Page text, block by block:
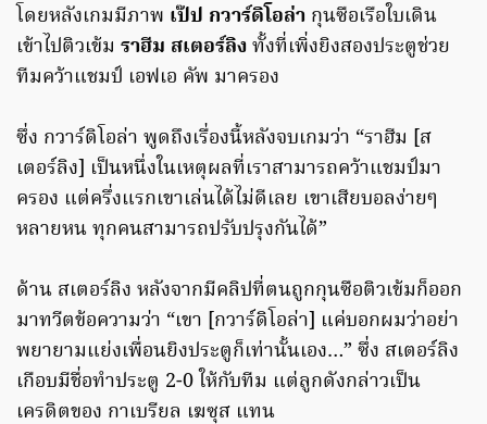
โดยหลังเกมมีภาพ เป๊ป กวาร์ดิโอล่า กุนซือเรือใบเดิน
เข้าไปติวเข้ม ราฮีม สเตอร์ลิงทั้งที่เพิ่งยิงสองประตูช่วย
ทีมคว้าแชมป์ เอฟเอ คัพ มาครอง
ซึ่ง กวาร์ดิโอล่า พูดถึงเรื่องนี้หลังจบเกมว่า “ราฮีม [ส
เตอร์ลิง] เป็นหนึ่งในเหตุผลที่เราสามารถคว้าแชมป์มา
ครอง แต่ครึ่งแรกเขาเล่นได้ไม่ดีเลย เขาเสียบอลง่ายๆ
หลายหน ทุกคนสามารถปรับปรุงกันได้”
ด้าน สเตอร์ลิง หลังจากมีคลิปที่ตนถูกกุนซือติวเข้มก็ออก
มาทวีตข้อความว่า “เขา [กวาร์ดิโอล่า] แค่บอกผมว่าอย่า
พยายามแย่งเพื่อนยิงประตูก็เท่านั้นเอง…” ซึ่ง สเตอร์ลิง
เกือบมีชื่อทำประตู 2-0 ให้กับทีม แต่ลูกดังกล่าวเป็น
เครดิตของ กาเบรียล เฆซุส แทน